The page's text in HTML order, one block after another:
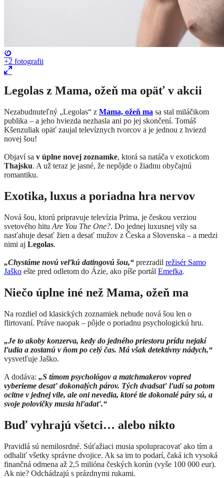
+2 fotografii
Legolas z Mama, ožeň ma opäť v akcii
Nezabudnuteľný „Legolas“ z Mama, ožeň ma sa stal miláčikom
publika – a jeho hviezda nezhasla ani po jej skončení. Tomáš
Kšenzuliak opäť zaujal televíznych tvorcov a je jednou z hviezd
novej šou!
Objaví sa v úplne novej zoznamke, ktorá sa natáča v exotickom
Thajsku. A už teraz je jasné, že nepôjde o žiadnu obyčajnú
romantiku.
Exotika, luxus a poriadna hra nervov
Nová šou, ktorú pripravuje televízia Prima, je českou verziou
svetového hitu Are You The One?. Do jednej luxusnej vily sa
nasťahuje desať žien a desať mužov z Česka a Slovenska – a medzi
nimi aj Legolas.
„Chystáme novú veľkú datingovú šou,“ prezradil režisér Samo
Jaško ešte pred odletom do Ázie, ako píše portál Emefka.
Niečo úplne iné než Mama, ožeň ma
Na rozdiel od klasických zoznamiek nebude nová šou len o
flirtovaní. Práve naopak – pôjde o poriadnu psychologickú hru.
„Je to akoby konzerva, kedy do jedného priestoru prídu nejakí
ľudia a zostanú v ňom po celý čas. Má však detektívny nádych,“
vysvetľuje Jaško.
A dodáva: „S tímom psychológov a matchmakerov vopred
vyberieme desať dokonalých párov. Tých dvadsať ľudí sa potom
ocitne v jednej vile, ale oni nevedia, ktoré tie dokonalé páry sú, a
svoje polovičky musia hľadať.“
Buď vyhrajú všetci… alebo nikto
Pravidlá sú nemilosrdné. Súťažiaci musia spolupracovať ako tím a
odhaliť všetky správne dvojice. Ak sa im to podarí, čaká ich vysoká
finančná odmena až 2,5 milióna českých korún (vyše 100 000 eur).
Ak nie? Odchádzajú s prázdnymi rukami.